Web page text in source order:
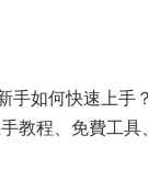
手如何快速上手
教程、免費工具